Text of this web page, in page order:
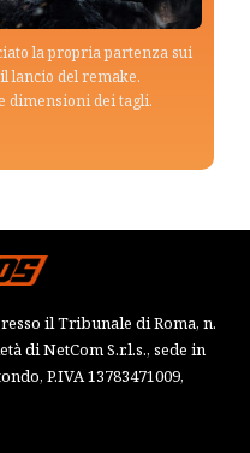
la propria partenza sui
lancio del remake.
dimensioni dei tagli.
il Tribunale di Roma, n.
di NetCom S.r.l.s., sede in
P.IVA 13783471009,